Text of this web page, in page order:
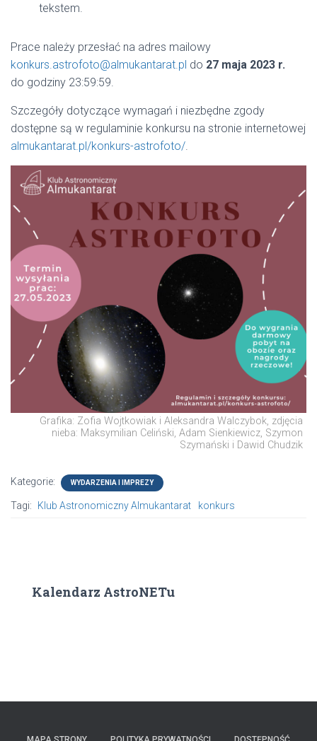
tekstem.
Prace należy przesłać na adres mailowy
konkurs.astrofoto@almukantarat.pl do 27 maja 2023 r.
do godziny 23:59:59.
Szczegóły dotyczące wymagań i niezbędne zgody
dostępne są w regulaminie konkursu na stronie internetowej
almukantarat.pl/konkurs-astrofoto/.
Grafika: Zofia Wojtkowiak i Aleksandra Walczybok, zdjęcia
nieba: Maksymilian Celiński, Adam Sienkiewicz, Szymon
Szymański i Dawid Chudzik
Kategorie: WYDARZENIA I IMPREZY
Tagi: Klub Astronomiczny Almukantarat konkurs
Kalendarz AstroNETu